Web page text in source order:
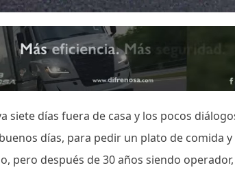
siete días fuera de casa y los pocos
días, para pedir un plato de comida
pero después de 30 años siendo